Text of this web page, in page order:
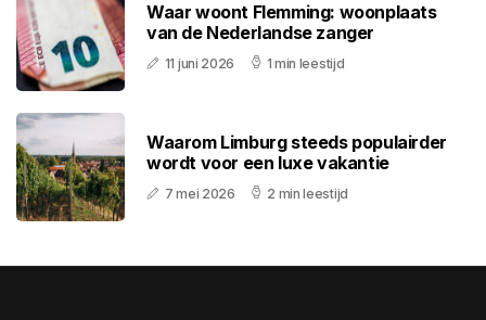
Waar woont Flemming: woonplaats
van de Nederlandse zanger
11 juni 2026 1 min leestijd
Waarom Limburg steeds populairder
wordt voor een luxe vakantie
7 mei 2026 2 min leestijd